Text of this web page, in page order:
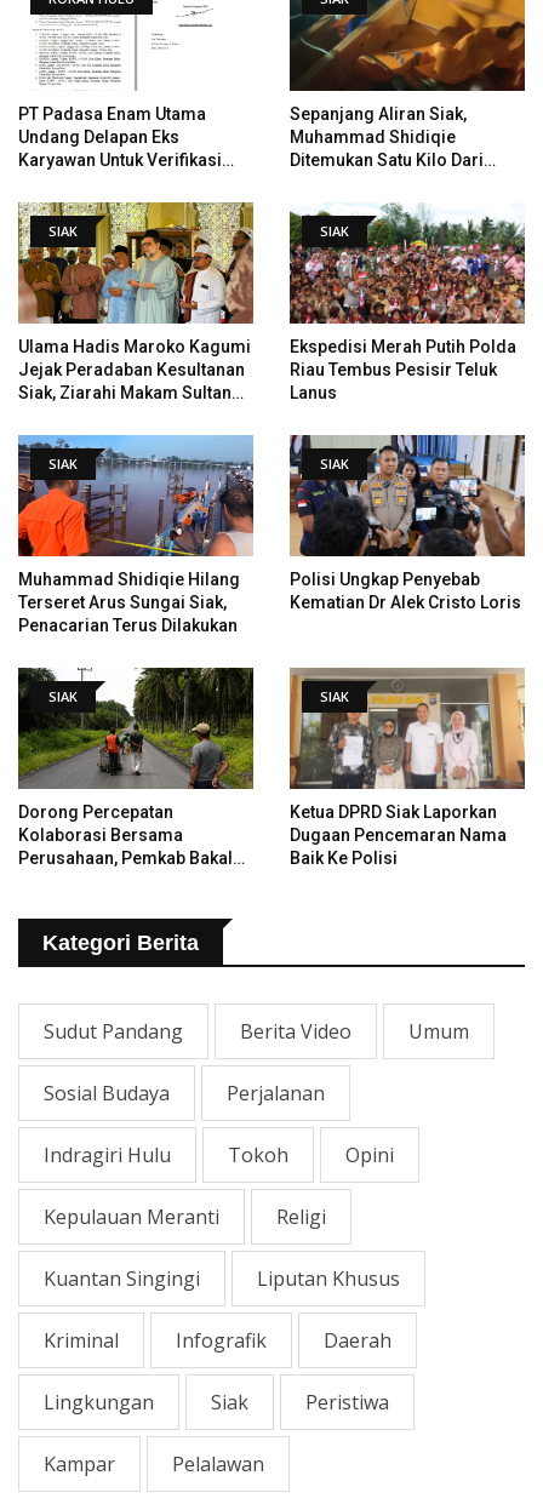
PT Padasa Enam Utama
Undang Delapan Eks
Karyawan Untuk Verifikasi
PHI
Sepanjang Aliran Siak,
Muhammad Shidiqie
Ditemukan Satu Kilo Dari
SIAK
Ulama Hadis Maroko Kagumi
Jejak Peradaban Kesultanan
Siak, Ziarahi Makam Sultan
SIAK
Ekspedisi Merah Putih Polda
Riau Tembus Pesisir Teluk
Lanus
SIAK
Muhammad Shidiqie Hilang
Terseret Arus Sungai Siak,
Penacarian Terus Dilakukan
SIAK
Polisi Ungkap Penyebab
Kematian Dr Alek Cristo Loris
SIAK
Dorong Percepatan
Kolaborasi Bersama
Perusahaan, Pemkab Bakal
SIAK
Ketua DPRD Siak Laporkan
Dugaan Pencemaran Nama
Baik Ke Polisi
Kategori Berita
Sudut Pandang Berita Video Umum
Sosial Budaya Perjalanan
Indragiri Hulu Tokoh Opini
Kepulauan Meranti Religi
Kuantan Singingi Liputan Khusus
Kriminal Infografik Daerah
Lingkungan Siak Peristiwa
Kampar Pelalawan